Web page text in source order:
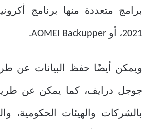
2021، أو AOMEI Backupper.
ويمكن أيضًا حفظ البيانات عن
جوجل درايف، كما يمكن عن
بالشركات والهيئات الحكومية،